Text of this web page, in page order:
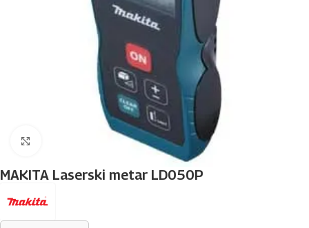
MAKITA Laserski metar LD050P